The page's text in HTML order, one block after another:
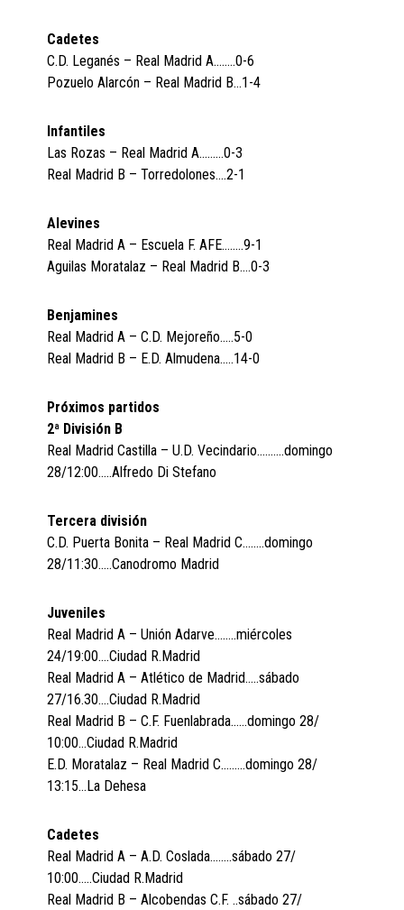
Cadetes
C.D. Leganés – Real Madrid A……..0-6
Pozuelo Alarcón – Real Madrid B…1-4
Infantiles
Las Rozas – Real Madrid A………0-3
Real Madrid B – Torredolones….2-1
Alevines
Real Madrid A – Escuela F. AFE……..9-1
Aguilas Moratalaz – Real Madrid B….0-3
Benjamines
Real Madrid A – C.D. Mejoreño…..5-0
Real Madrid B – E.D. Almudena…..14-0
Próximos partidos
2ª División B
Real Madrid Castilla – U.D. Vecindario……….domingo
28/12:00…..Alfredo Di Stefano
Tercera división
C.D. Puerta Bonita – Real Madrid C……..domingo
28/11:30…..Canodromo Madrid
Juveniles
Real Madrid A – Unión Adarve……..miércoles
24/19:00….Ciudad R.Madrid
Real Madrid A – Atlético de Madrid…..sábado
27/16.30….Ciudad R.Madrid
Real Madrid B – C.F. Fuenlabrada……domingo 28/
10:00…Ciudad R.Madrid
E.D. Moratalaz – Real Madrid C………domingo 28/
13:15…La Dehesa
Cadetes
Real Madrid A – A.D. Coslada……..sábado 27/
10:00…..Ciudad R.Madrid
Real Madrid B – Alcobendas C.F. ..sábado 27/